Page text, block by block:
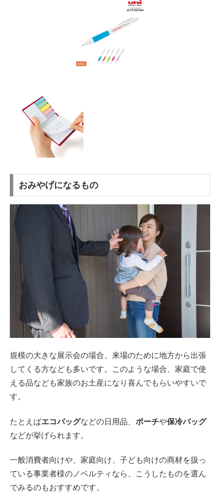
おみやげになるもの
規模の大きな展示会の場合、来場のために地方から出張
してくる方なども多いです。このような場合、家庭で使
える品なども家族のお土産になり喜んでもらいやすいで
す。
たとえばエコバッグなどの日用品、 ポーチや保冷バッグ
などが挙げられます。
一般消費者向けや、家庭向け、子ども向けの商材を扱っ
ている事業者様のノベルティなら、こうしたものを選ん
でみるのもおすすめです。